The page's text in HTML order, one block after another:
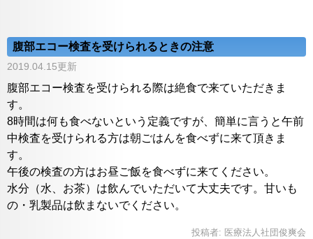
腹部エコー検査を受けられるときの注意
2019.04.15更新
腹部エコー検査を受けられる際は絶食で来ていただきま
す。
8時間は何も食べないという定義ですが、簡単に言うと午前
中検査を受けられる方は朝ごはんを食べずに来て頂きま
す。
午後の検査の方はお昼ご飯を食べずに来てください。
水分（水、お茶）は飲んでいただいて大丈夫です。甘いも
の・乳製品は飲まないでください。
投稿者: 医療法人社団俊爽会